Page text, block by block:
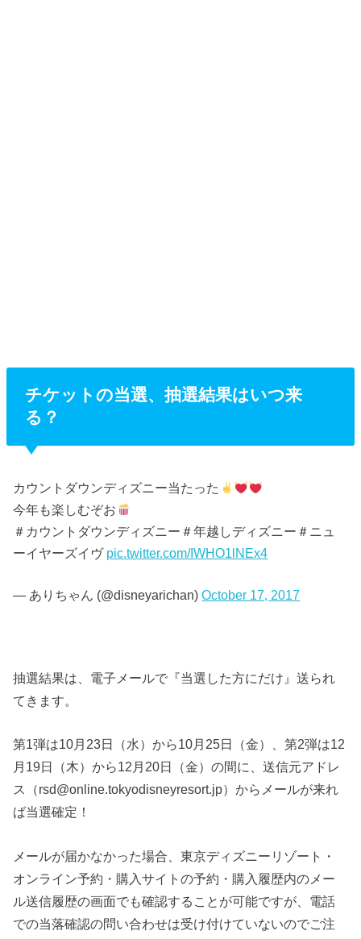
チケットの当選、抽選結果はいつ来
る？
カウントダウンディズニー当たった
今年も楽しむぞお
＃カウントダウンディズニー＃年越しディズニー＃ニュ
ーイヤーズイヴ pic.twitter.com/IWHO1lNEx4
— ありちゃん (@disneyarichan)October 17, 2017
抽選結果は、電子メールで『当選した方にだけ』送られ
てきます。
第1弾は10月23日（水）から10月25日（金）、第2弾は12
月19日（木）から12月20日（金）の間に、送信元アドレ
ス（rsd@online.tokyodisneyresort.jp）からメールが来れ
ば当選確定！
メールが届かなかった場合、東京ディズニーリゾート・
オンライン予約・購入サイトの予約・購入履歴内のメー
ル送信履歴の画面でも確認することが可能ですが、電話
での当落確認の問い合わせは受け付けていないのでご注